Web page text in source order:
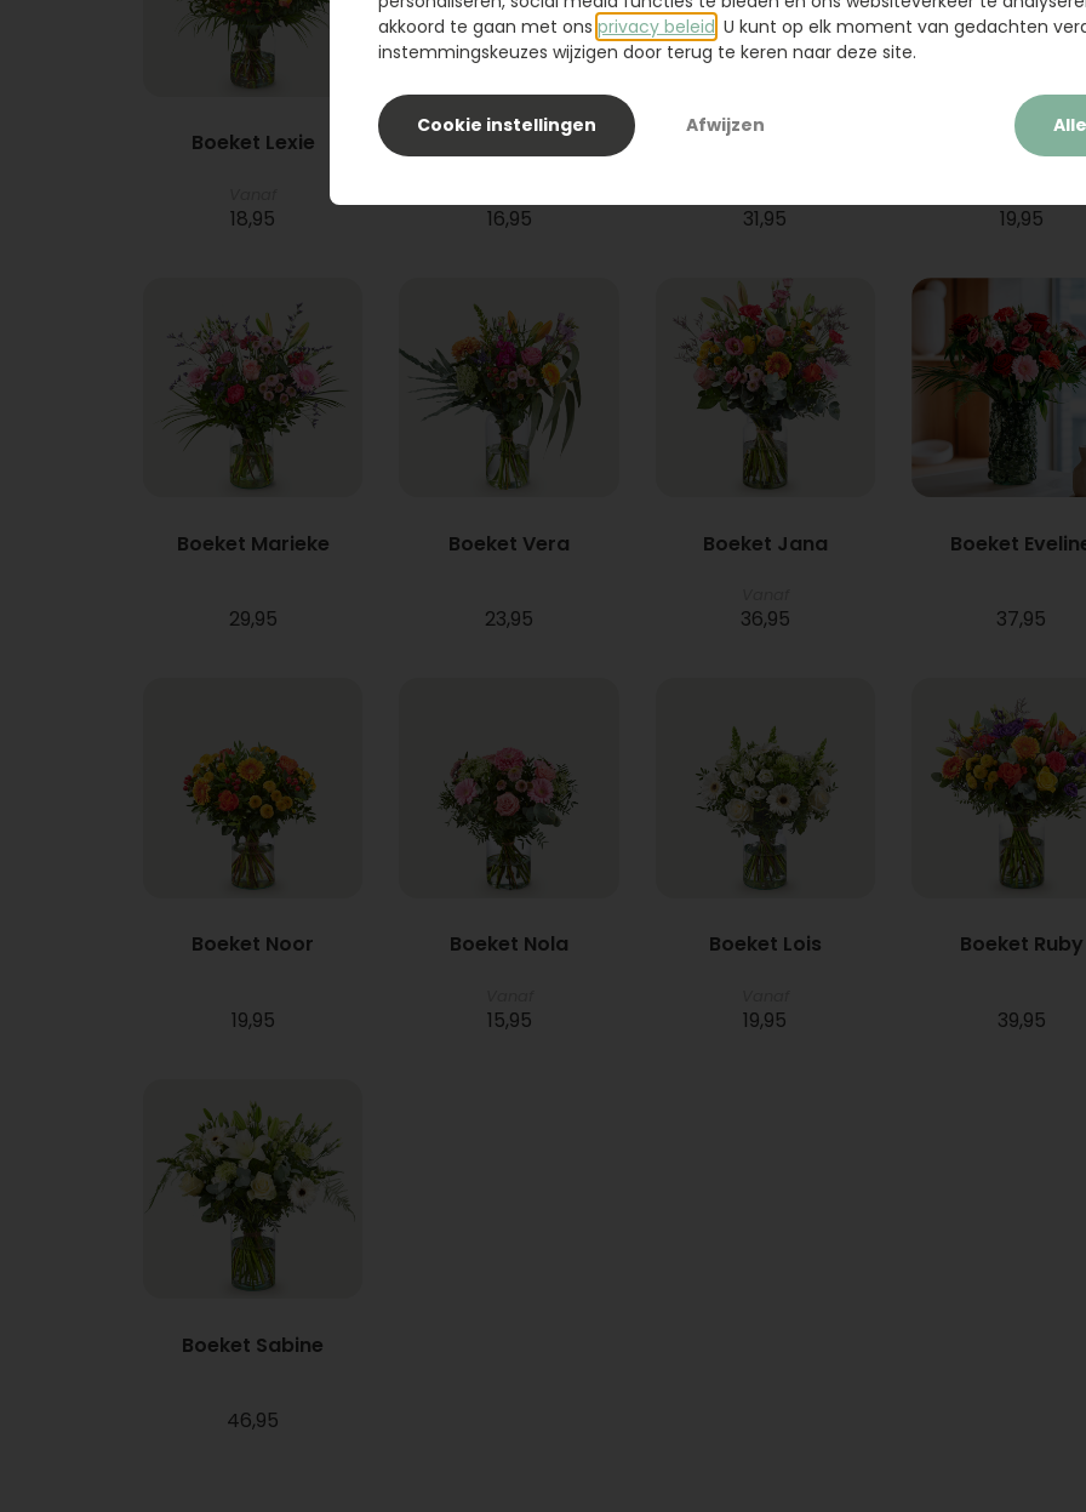
Boeket Lexie
18,95
Phlebodium
16,95
Boeket Raya
31,95
Sanseveria
19,95
Boeket Marieke
29,95
Boeket Vera
23,95
Boeket Jana
36,95
Boeket
37,95
Boeket Noor
19,95
Boeket Nola
15,95
Boeket Lois
19,95
Boeket Ruby
39,95
Boeket Sabine
46,95
akkoord te gaan met ons privacy beleid . U kunt op elk moment van gedachten
instemmingskeuzes wijzigen door terug te keren naar deze site.
Cookie instellingen Afwijzen